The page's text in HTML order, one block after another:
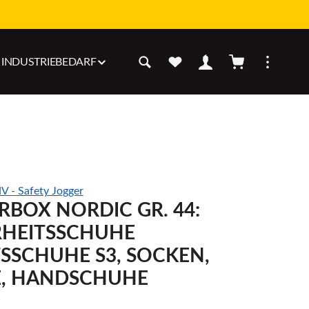
INDUSTRIEBEDARF
Warenkorb
- Safety Jogger
NORDIC GR. 44:
S3, SOCKEN,
HANDSCHUHE